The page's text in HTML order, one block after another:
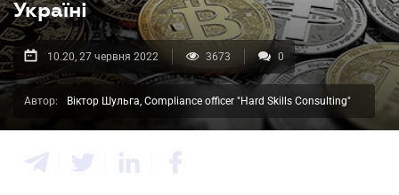
Україні
10.20, 27 червня 2022 3673 0
Автор: Віктор Шульга, Compliance officer "Hard Skills Consulting"